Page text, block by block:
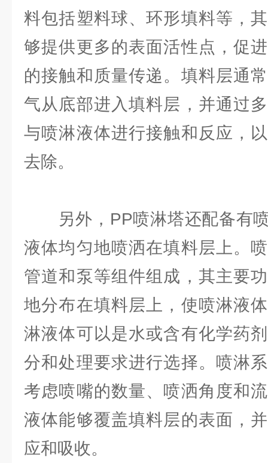
料包括塑料球、环形填料等，
够提供更多的表面活性点，促
的接触和质量传递。填料层通
气从底部进入填料层，并通过
与喷淋液体进行接触和反应，
去除。
另外，PP喷淋塔还配备有喷
液体均匀地喷洒在填料层上。
管道和泵等组件组成，其主要
地分布在填料层上，使喷淋液
淋液体可以是水或含有化学药
分和处理要求进行选择。喷淋
考虑喷嘴的数量、喷洒角度和
液体能够覆盖填料层的表面，
应和吸收。